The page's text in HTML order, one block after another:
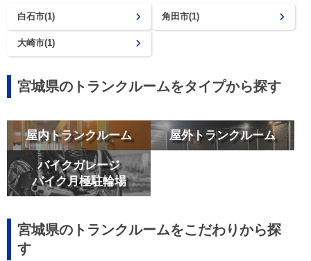
白石市(1) 角田市(1)
大崎市(1)
宮城県のトランクルームをタイプから探す
屋内トランクルーム 屋外トランクルーム
バイクガレージ
バイク月極駐輪場
宮城県のトランクルームをこだわりから探
す